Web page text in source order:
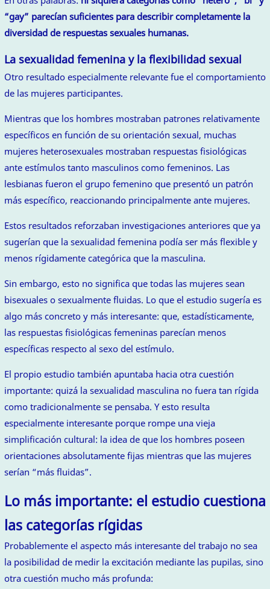
“gay” parecían suficientes para describir completamente la
diversidad de respuestas sexuales humanas.
La sexualidad femenina y la flexibilidad sexual
Otro resultado especialmente relevante fue el comportamiento
de las mujeres participantes.
Mientras que los hombres mostraban patrones relativamente
específicos en función de su orientación sexual, muchas
mujeres heterosexuales mostraban respuestas fisiológicas
ante estímulos tanto masculinos como femeninos. Las
lesbianas fueron el grupo femenino que presentó un patrón
más específico, reaccionando principalmente ante mujeres.
Estos resultados reforzaban investigaciones anteriores que ya
sugerían que la sexualidad femenina podía ser más flexible y
menos rígidamente categórica que la masculina.
Sin embargo, esto no significa que todas las mujeres sean
bisexuales o sexualmente fluidas. Lo que el estudio sugería es
algo más concreto y más interesante: que, estadísticamente,
las respuestas fisiológicas femeninas parecían menos
específicas respecto al sexo del estímulo.
El propio estudio también apuntaba hacia otra cuestión
importante: quizá la sexualidad masculina no fuera tan rígida
como tradicionalmente se pensaba. Y esto resulta
especialmente interesante porque rompe una vieja
simplificación cultural: la idea de que los hombres poseen
orientaciones absolutamente fijas mientras que las mujeres
serían “más fluidas”.
Lo más importante: el estudio cuestiona
las categorías rígidas
Probablemente el aspecto más interesante del trabajo no sea
la posibilidad de medir la excitación mediante las pupilas, sino
otra cuestión mucho más profunda: